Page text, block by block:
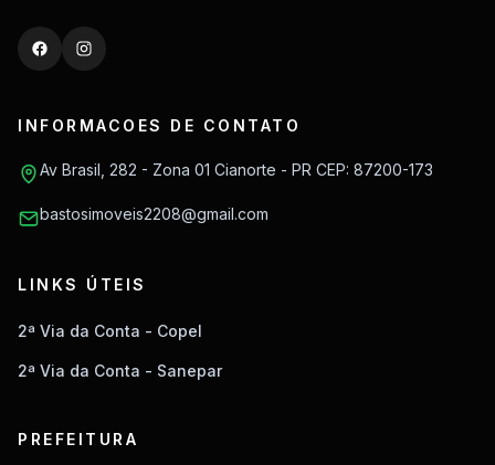
INFORMACOES DE CONTATO
Av Brasil, 282 - Zona 01 Cianorte - PR CEP: 87200-173
bastosimoveis2208@gmail.com
LINKS ÚTEIS
2ª Via da Conta - Copel
2ª Via da Conta - Sanepar
PREFEITURA